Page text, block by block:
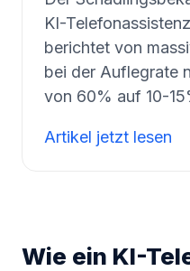
KI-
berichtet von
bei der Auflegrate
von 60% auf 10-
Artikel jetzt lesen
Wie ein KI-